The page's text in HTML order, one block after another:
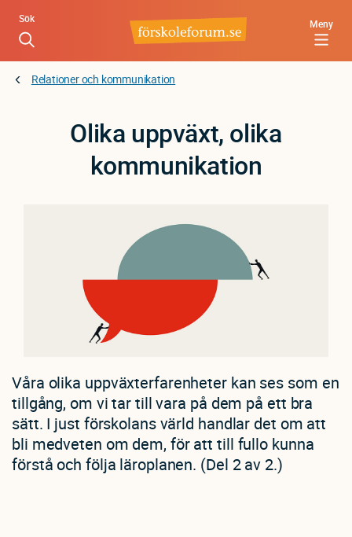
Hoppa
huvudinnehåll
Meny
Sök
Relationer och kommunikation
Olika uppväxt, olika
kommunikation
Våra olika uppväxterfarenheter kan ses som en
tillgång, om vi tar till vara på dem på ett bra
sätt. I just förskolans värld handlar det om att
bli medveten om dem, för att till fullo kunna
förstå och följa läroplanen. (Del 2 av 2.)